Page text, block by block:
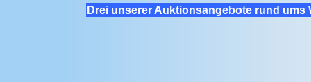
Drei unserer Auktionsangebote rund ums